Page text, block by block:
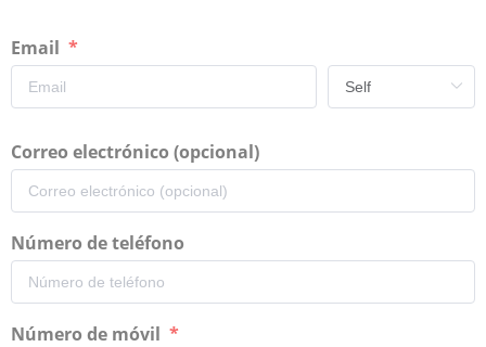
Email
Correo electrónico (opcional)
Número de teléfono
Número de móvil